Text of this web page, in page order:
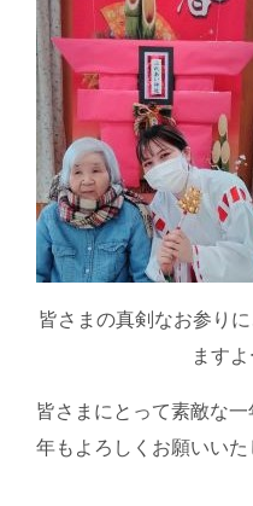
皆さまの真剣なお参りに
ます
皆さまにとって素敵な
年もよろしくお願いいた